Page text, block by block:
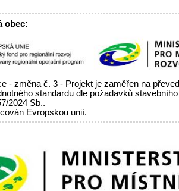
obec:
- změna č. 3 - Projekt je zaměřen na
standardu dle požadavků
2024 Sb..
Evropskou unií.